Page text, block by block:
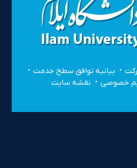
بیانیه توافق سطح خدمت
خصوصی
نقشه سایت